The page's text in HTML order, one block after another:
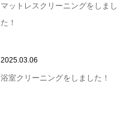
マットレスクリーニングをしまし
た！
2025.03.06
浴室クリーニングをしました！